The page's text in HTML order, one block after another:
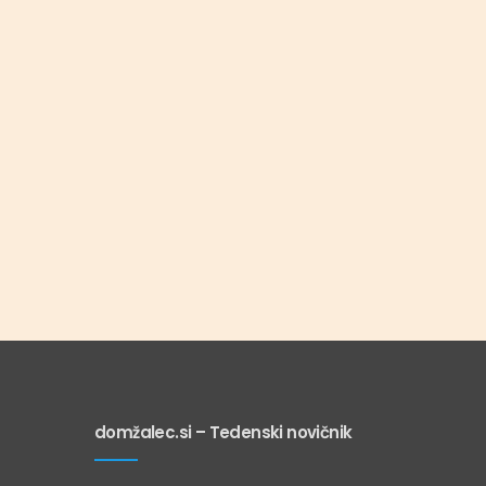
domžalec.si – Tedenski novičnik